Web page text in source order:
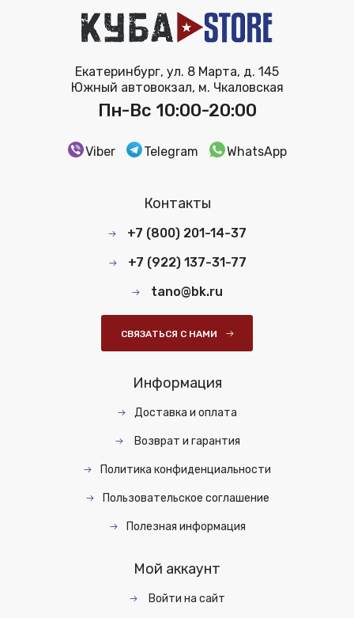
Екатеринбург, ул. 8 Марта, д. 145
Южный автовокзал, м. Чкаловская
Пн-Вс 10:00-20:00
Viber Telegram WhatsApp
Контакты
+7 (800) 201-14-37
+7 (922) 137-31-77
tano@bk.ru
СВЯЗАТЬСЯ С НАМИ
Информация
Доставка и оплата
Возврат и гарантия
Политика конфиденциальности
Пользовательское соглашение
Полезная информация
Мой аккаунт
Войти на сайт